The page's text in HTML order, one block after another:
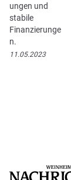
ungen und
stabile
Finanzierunge
n.
11.05.2023